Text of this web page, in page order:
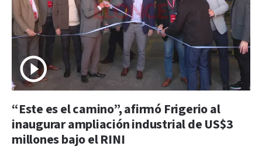
“Este es el camino”, afirmó Frigerio al
inaugurar ampliación industrial de US$3
millones bajo el RINI